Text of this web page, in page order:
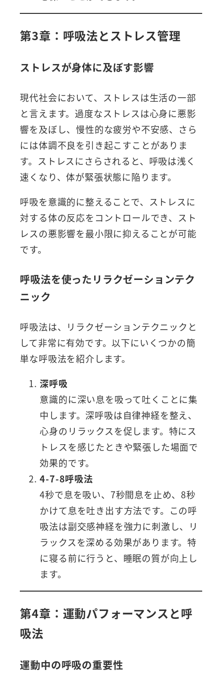
第3章：呼吸法とストレス管理
ストレスが身体に及ぼす影響
現代社会において、ストレスは生活の一部
と言えます。過度なストレスは心身に悪影
響を及ぼし、慢性的な疲労や不安感、さら
には体調不良を引き起こすことがありま
す。ストレスにさらされると、呼吸は浅く
速くなり、体が緊張状態に陥ります。
呼吸を意識的に整えることで、ストレスに
対する体の反応をコントロールでき、スト
レスの悪影響を最小限に抑えることが可能
です。
呼吸法を使ったリラクゼーションテク
ニック
呼吸法は、リラクゼーションテクニックと
して非常に有効です。以下にいくつかの簡
単な呼吸法を紹介します。
深呼吸
意識的に深い息を吸って吐くことに集
中します。深呼吸は自律神経を整え、
心身のリラックスを促します。特にス
トレスを感じたときや緊張した場面で
効果的です。
4-7-8呼吸法
4秒で息を吸い、7秒間息を止め、8秒
かけて息を吐き出す方法です。この呼
吸法は副交感神経を強力に刺激し、リ
ラックスを深める効果があります。特
に寝る前に行うと、睡眠の質が向上し
ます。
第4章：運動パフォーマンスと呼
吸法
運動中の呼吸の重要性